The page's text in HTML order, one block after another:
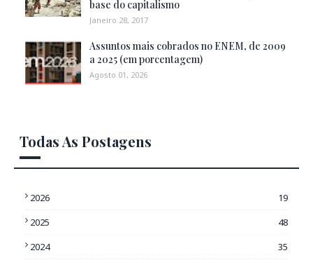
base do capitalismo
Janeiro 28, 2017
Assuntos mais cobrados no ENEM, de 2009
a 2025 (em porcentagem)
Agosto 01, 2026
Todas As Postagens
2026
19
2025
48
2024
35